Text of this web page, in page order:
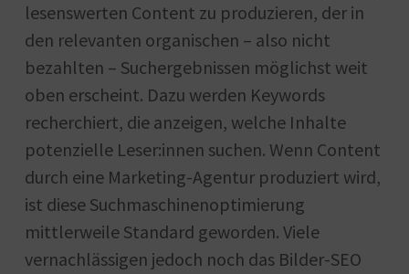
lesenswerten Content zu produzieren, der in
den relevanten organischen – also nicht
bezahlten – Suchergebnissen möglichst weit
oben erscheint. Dazu werden Keywords
recherchiert, die anzeigen, welche Inhalte
potenzielle Leser:innen suchen. Wenn Content
durch eine Marketing-Agentur produziert wird,
ist diese Suchmaschinenoptimierung
mittlerweile Standard geworden. Viele
vernachlässigen jedoch noch das Bilder-SEO